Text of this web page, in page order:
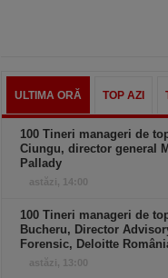
ULTIMA ORĂ TOP AZI
100 Tineri manageri de
Ciungu, director general
Pallady
astăzi, 14:00
100 Tineri manageri de
Bucheru, Director
Forensic, Deloitte
astăzi, 13:00